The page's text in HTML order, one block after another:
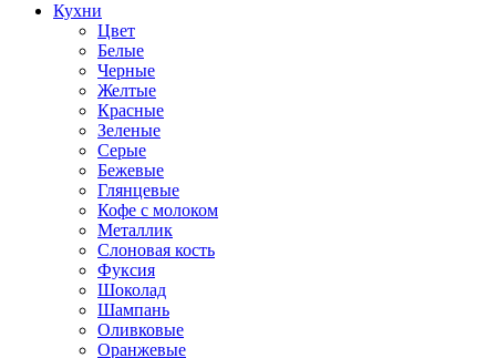
Кухни
Цвет
Белые
Черные
Желтые
Красные
Зеленые
Серые
Бежевые
Глянцевые
Кофе с молоком
Металлик
Слоновая кость
Фуксия
Шоколад
Шампань
Оливковые
Оранжевые